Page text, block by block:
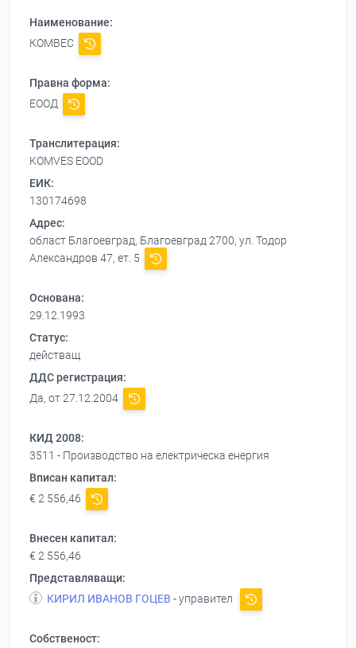
Наименование:
КОМВЕС
Правна форма:
ЕООД
Транслитерация:
KOMVES EOOD
ЕИК:
130174698
Адрес:
област Благоевград, Благоевград 2700, ул. Тодор
Александров 47, ет. 5
Основана:
29.12.1993
Статус:
действащ
ДДС регистрация:
Да, от 27.12.2004
КИД 2008:
3511 - Производство на електрическа енергия
Вписан капитал:
€ 2 556,46
Внесен капитал:
€ 2 556,46
Представляващи:
КИРИЛ ИВАНОВ ГОЦЕВ - управител
Собственост: